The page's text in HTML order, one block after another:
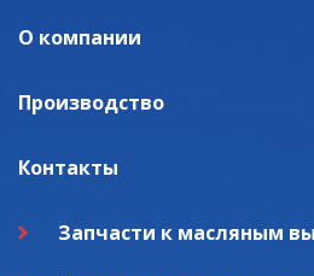
О компании
Производство
Контакты
Запчасти к масляным